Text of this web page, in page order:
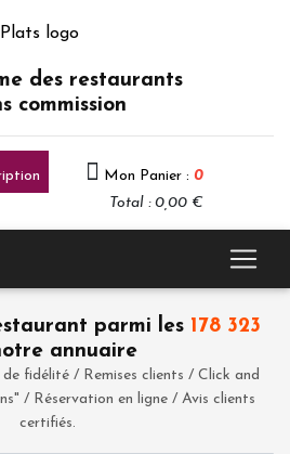
des restaurants
commission
Mon Panier : 0
Total : 0,00 €
parmi les 178 323
annuaire
fidélité / Remises clients / Click and
/ Réservation en ligne / Avis clients
certifiés.